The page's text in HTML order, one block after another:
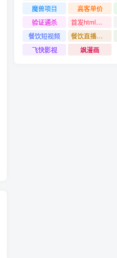
魔兽项目
高客单价
验证通杀
首发html小霸王游戏网站搭建项目
餐饮短视频
餐饮直播引流
飞快影视
飒漫画